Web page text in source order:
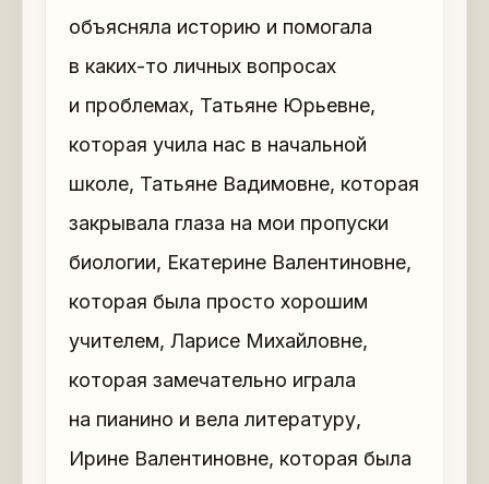
объясняла историю и помогала
в каких-то личных вопросах
и проблемах, Татьяне Юрьевне,
которая учила нас в начальной
школе, Татьяне Вадимовне, которая
закрывала глаза на мои пропуски
биологии, Екатерине Валентиновне,
которая была просто хорошим
учителем, Ларисе Михайловне,
которая замечательно играла
на пианино и вела литературу,
Ирине Валентиновне, которая была